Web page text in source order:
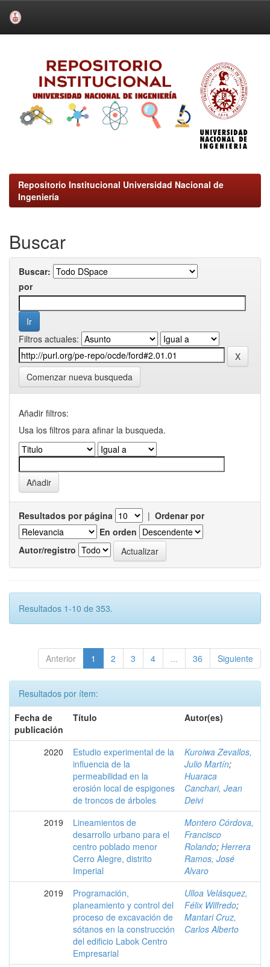
Repositorio Institucional Universidad Nacional de
Ingeniería
Buscar
Buscar:
por
Filtros actuales:
Comenzar nueva busqueda
Añadir filtros:
Usa los filtros para afinar la busqueda.
Resultados por página | Ordenar por
En orden
Autor/registro
Resultados 1-10 de 353.
Anterior 1 2 3 4 ... 36 Siguiente
Resultados por ítem:
Fecha de
publicación
Título Autor(es)
2020
Estudio experimental de la
influencia de la
permeabilidad en la
erosión local de espigones
de troncos de árboles
Kuroiwa Zevallos,
Julio Martín;
Huaraca
Canchari, Jean
Deivi
2019
Lineamientos de
desarrollo urbano para el
centro poblado menor
Cerro Alegre, distrito
Imperial
Montero Córdova,
Francisco
Rolando; Herrera
Ramos, José
Alvaro
2019
Programación,
planeamiento y control del
proceso de excavación de
sótanos en la construcción
del edificio Labok Centro
Empresarial
Ulloa Velásquez,
Félix Wilfredo;
Mantari Cruz,
Carlos Alberto